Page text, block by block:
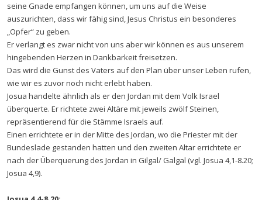
seine Gnade empfangen können, um uns auf die Weise
auszurichten, dass wir fähig sind, Jesus Christus ein besonderes
„Opfer“ zu geben.
Er verlangt es zwar nicht von uns aber wir können es aus unserem
hingebenden Herzen in Dankbarkeit freisetzen.
Das wird die Gunst des Vaters auf den Plan über unser Leben rufen,
wie wir es zuvor noch nicht erlebt haben.
Josua handelte ähnlich als er den Jordan mit dem Volk Israel
überquerte. Er richtete zwei Altäre mit jeweils zwölf Steinen,
repräsentierend für die Stämme Israels auf.
Einen errichtete er in der Mitte des Jordan, wo die Priester mit der
Bundeslade gestanden hatten und den zweiten Altar errichtete er
nach der Überquerung des Jordan in Gilgal/ Galgal (vgl. Josua 4,1-8.20;
Josua 4,9).